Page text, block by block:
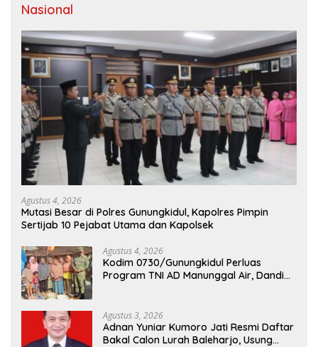
Nasional
Agustus 4, 2026
Mutasi Besar di Polres Gunungkidul, Kapolres Pimpin
Sertijab 10 Pejabat Utama dan Kapolsek
Agustus 4, 2026
Kodim 0730/Gunungkidul Perluas
Program TNI AD Manunggal Air, Dandim:
Agustus 3, 2026
Adnan Yuniar Kumoro Jati Resmi Daftar
Bakal Calon Lurah Baleharjo, Usung